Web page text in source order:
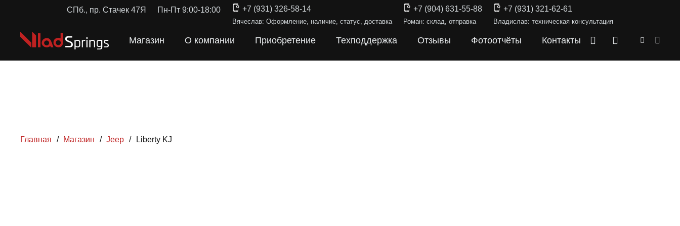
СПб., пр. Стачек 47Я Пн-Пт 9:00-18:00 +7 (931) 326-58-14
Вячеслав: Оформление, наличие, статус, доставка
+7 (904) 631-55-88
Роман: склад, отправка
+7 (931) 321-62-61
Владислав: техническая консультация
Магазин О компании Приобретение Техподдержка Отзывы Фотоотчёты Контакты
Главная / Магазин / Jeep / Liberty KJ